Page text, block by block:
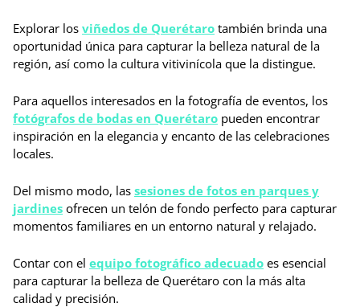
Explorar los viñedos de Querétaro también brinda una
oportunidad única para capturar la belleza natural de la
región, así como la cultura vitivinícola que la distingue.
Para aquellos interesados en la fotografía de eventos, los
fotógrafos de bodas en Querétaro pueden encontrar
inspiración en la elegancia y encanto de las celebraciones
locales.
Del mismo modo, las sesiones de fotos en parques y
jardines ofrecen un telón de fondo perfecto para capturar
momentos familiares en un entorno natural y relajado.
Contar con el equipo fotográfico adecuado es esencial
para capturar la belleza de Querétaro con la más alta
calidad y precisión.